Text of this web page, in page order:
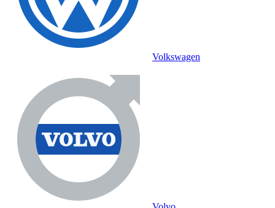
Volkswagen